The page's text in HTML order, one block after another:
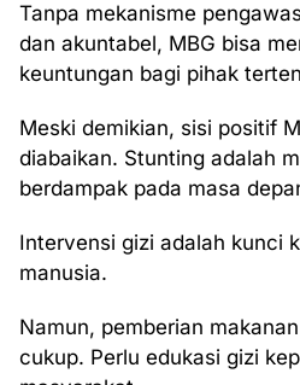
Tanpa mekanisme
dan akuntabel, MBG bisa
keuntungan bagi pihak
Meski demikian, sisi positif
diabaikan. Stunting adalah
berdampak pada masa
Intervensi gizi adalah kunci
manusia.
Namun, pemberian
cukup. Perlu edukasi gizi